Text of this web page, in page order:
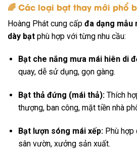
🌈 Các loại bạt thay mới phổ
Hoàng Phát cung cấp đa dạng mẫu
dày bạt phù hợp với từng nhu cầu:
Bạt che nắng mưa mái hiên di
quay, dễ sử dụng, gọn gàng.
Bạt thả đứng (mái thả):Thích
thượng, ban công, mặt tiền nhà
Bạt lượn sóng mái xếp:Phù hợp
sân vườn, xưởng sản xuất.